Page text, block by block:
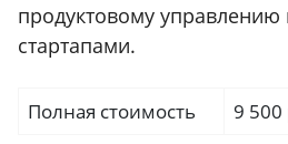
продуктовому
стартапами.
Полная стоимость 9